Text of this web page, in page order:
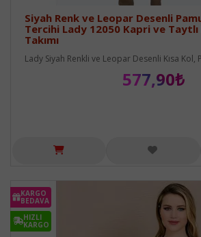
Siyah Renk ve Leopar Desenli
Tercihi Lady 12050 Kapri ve
Takımı
Lady Siyah Renkli ve Leopar Desenli Kısa Kol,
577,90₺
KARGO
BEDAVA
HIZLI
KARGO